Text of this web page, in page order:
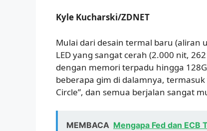
Kyle Kucharski/ZDNET
Mulai dari desain termal baru (aliran
LED yang sangat cerah (2.000 nit,
dengan memori terpadu hingga
beberapa gim di dalamnya, termasuk
Circle”, dan semua berjalan sangat
MEMBACA Mengapa Fed dan ECB